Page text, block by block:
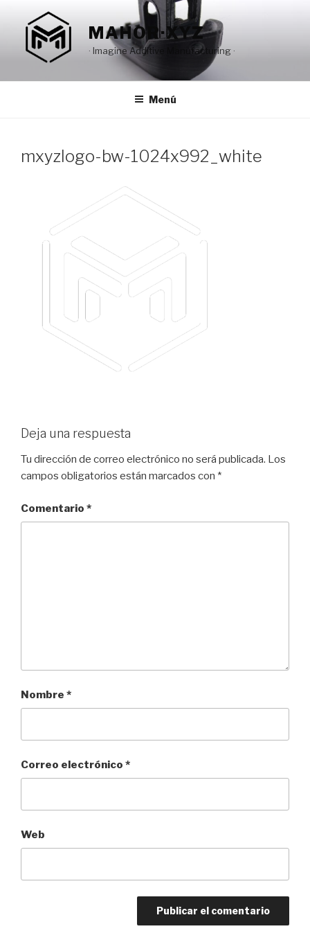
contenido
MAHOR·XYZ
· Imagine Additive Manufacturing ·
Menú
mxyzlogo-bw-1024x992_white
Deja una respuesta
Tu dirección de correo electrónico no será publicada. Los
campos obligatorios están marcados con *
Comentario *
Nombre *
Correo electrónico *
Web